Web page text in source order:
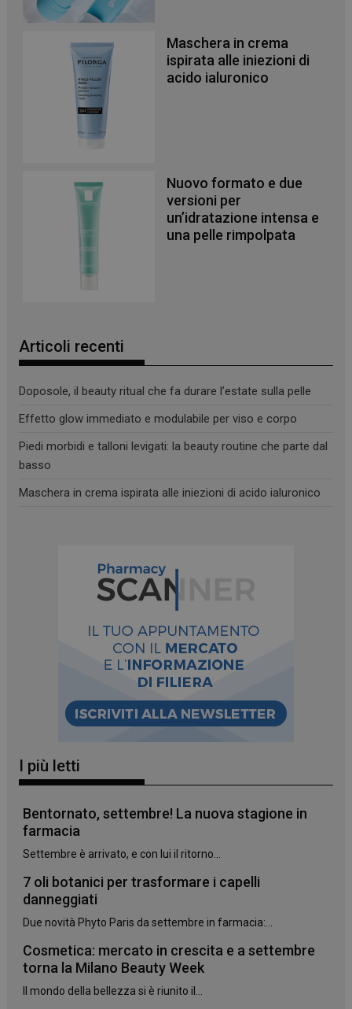
Maschera in crema
ispirata alle iniezioni di
acido ialuronico
Nuovo formato e due
versioni per
un’idratazione intensa e
una pelle rimpolpata
Articoli recenti
Doposole, il beauty ritual che fa durare l’estate sulla pelle
Effetto glow immediato e modulabile per viso e corpo
Piedi morbidi e talloni levigati: la beauty routine che parte dal
basso
Maschera in crema ispirata alle iniezioni di acido ialuronico
I più letti
Bentornato, settembre! La nuova stagione in
farmacia
Settembre è arrivato, e con lui il ritorno...
7 oli botanici per trasformare i capelli
danneggiati
Due novità Phyto Paris da settembre in farmacia:...
Cosmetica: mercato in crescita e a settembre
torna la Milano Beauty Week
Il mondo della bellezza si è riunito il...
PHPSESSID
_ga
_ga_YJ0035S3E9
CookieScriptConsent
CookieScript
www.panoramacosmetico.it